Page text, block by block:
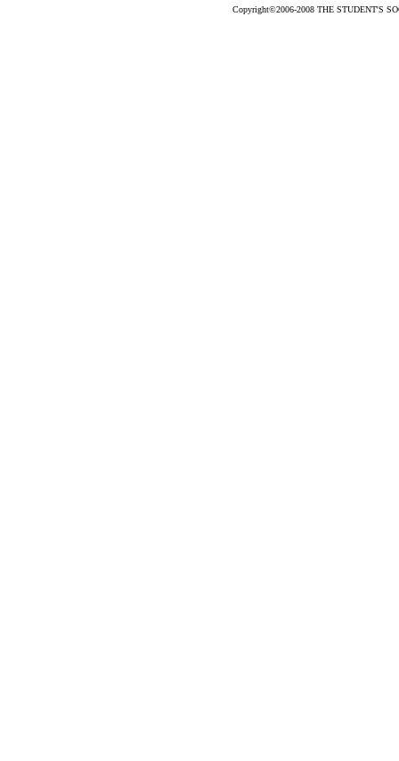
Copyright©2006-2008 THE STUDENT'S